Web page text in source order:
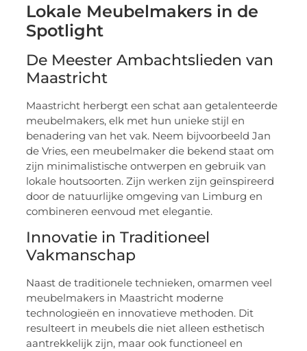
Lokale Meubelmakers in de
Spotlight
De Meester Ambachtslieden van
Maastricht
Maastricht herbergt een schat aan getalenteerde
meubelmakers, elk met hun unieke stijl en
benadering van het vak. Neem bijvoorbeeld Jan
de Vries, een meubelmaker die bekend staat om
zijn minimalistische ontwerpen en gebruik van
lokale houtsoorten. Zijn werken zijn geïnspireerd
door de natuurlijke omgeving van Limburg en
combineren eenvoud met elegantie.
Innovatie in Traditioneel
Vakmanschap
Naast de traditionele technieken, omarmen veel
meubelmakers in Maastricht moderne
technologieën en innovatieve methoden. Dit
resulteert in meubels die niet alleen esthetisch
aantrekkelijk zijn, maar ook functioneel en